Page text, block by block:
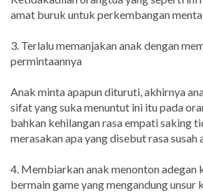
amat buruk untuk perkembangan
3. Terlalu memanjakan anak dengan
permintaannya
Anak minta apapun dituruti, akhirnya
sifat yang suka menuntut ini itu pada
bahkan kehilangan rasa empati saking
merasakan apa yang disebut rasa susah
4. Membiarkan anak menonton adegan
bermain game yang mengandung unsur